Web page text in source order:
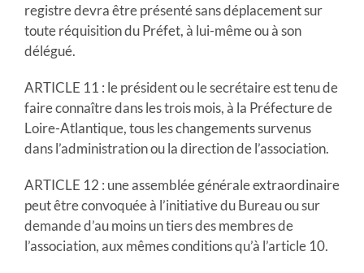
registre devra être présenté sans déplacement sur
toute réquisition du Préfet, à lui-même ou à son
délégué.
ARTICLE 11 : le président ou le secrétaire est tenu de
faire connaître dans les trois mois, à la Préfecture de
Loire-Atlantique, tous les changements survenus
dans l’administration ou la direction de l’association.
ARTICLE 12 : une assemblée générale extraordinaire
peut être convoquée à l’initiative du Bureau ou sur
demande d’au moins un tiers des membres de
l’association, aux mêmes conditions qu’à l’article 10.